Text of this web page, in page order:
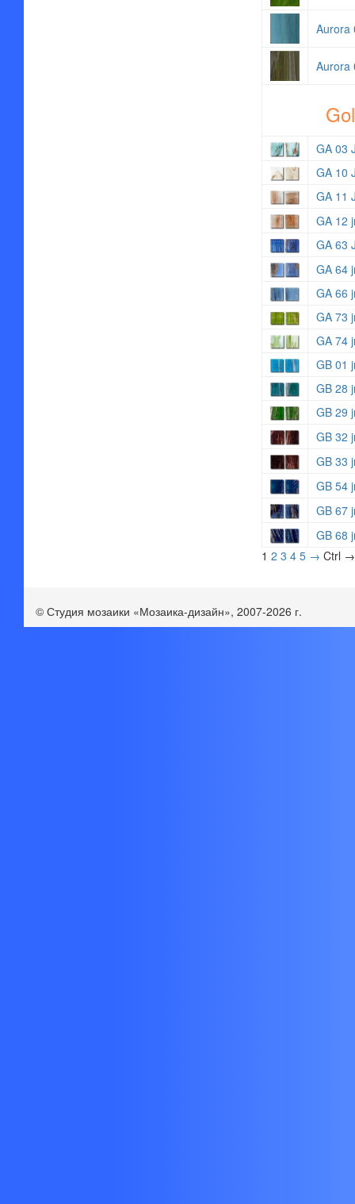
Aurora
Aurora
GA 03
GA 10
GA 11
GA 12
GA 63
GA 64
GA 66
GA 73
GA 74
GB 01
GB 28
GB 29
GB 32
GB 33
GB 54
GB 67
GB 68
1 2 3 4 5 → Ctrl →
© Студия мозаики «Мозаика-дизайн», 2007-2026 г.